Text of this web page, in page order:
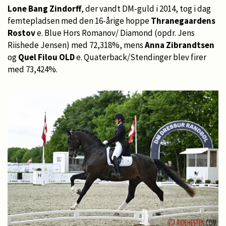
Lone Bang Zindorff, der vandt DM-guld i 2014, tog i dag
femtepladsen med den 16-årige hoppeThranegaardens
Rostove. Blue Hors Romanov/ Diamond (opdr. Jens
Riishede Jensen) med 72,318%, mensAnna Zibrandtsen
ogQuel Filou OLDe. Quaterback/Stendinger blev firer
med 73,424%.